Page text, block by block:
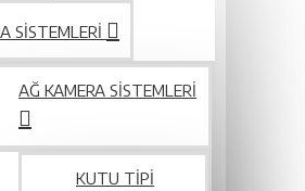
SISTEMLERI
AĞ KAMERA SISTEMLERI
KUTU TIPI